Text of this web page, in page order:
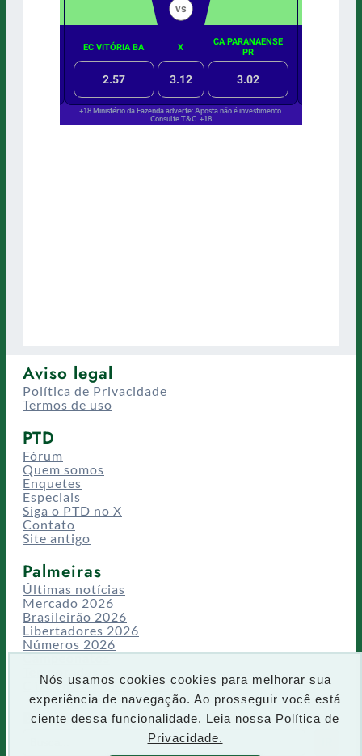
Nós usamos cookies cookies para melhorar sua
experiência de navegação. Ao prosseguir você está
ciente dessa funcionalidade. Leia nossa Política de
Privacidade.
Aviso legal
Política de Privacidade
Termos de uso
PTD
Fórum
Quem somos
Enquetes
Especiais
Siga o PTD no X
Contato
Site antigo
Palmeiras
Últimas notícias
Mercado 2026
Brasileirão 2026
Libertadores 2026
Números 2026
Campeonatos
CT/Centro de Excelência
Busca
P
e